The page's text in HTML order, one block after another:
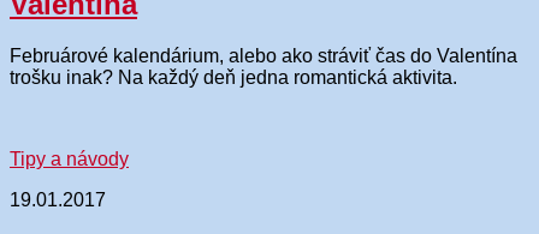
Februárové kalendárium, alebo ako stráviť čas do Valentína
trošku inak? Na každý deň jedna romantická aktivita.
Tipy a návody
19.01.2017